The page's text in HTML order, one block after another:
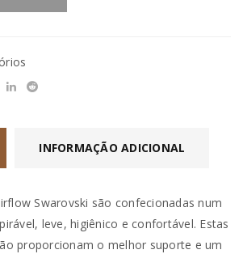
INFORMAÇÃO ADICIONAL
Swarovski são confecionadas num
leve, higiênico e confortável. Estas
proporcionam o melhor suporte e um